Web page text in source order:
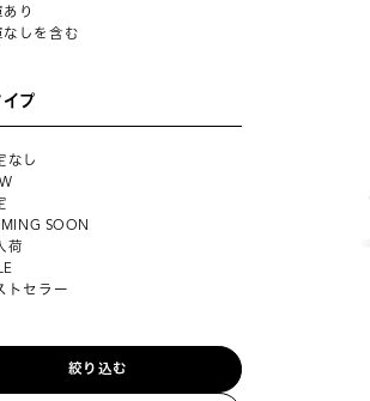
り
なしを含む
プ
なし
SOON
荷
トセラー
絞り込む